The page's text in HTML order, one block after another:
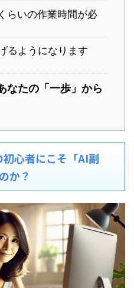
らいの作業時間が必
るようになります
なたの「一歩」から
心者にこそ「AI副
か？